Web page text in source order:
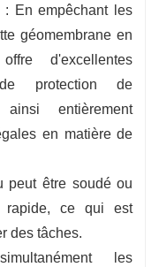
: En empêchant les
géomembrane en
d'excellentes
protection de
entièrement
en matière de
peut être soudé ou
rapide, ce qui est
des tâches.
les